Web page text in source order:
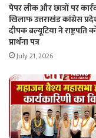
पेपर लीक और छात्रों पर
खिलाफ उत्तराखंड कांग्रेस
दीपक बल्यूटिया ने राष्ट्रपति
प्रार्थना पत्र
July 21, 2026